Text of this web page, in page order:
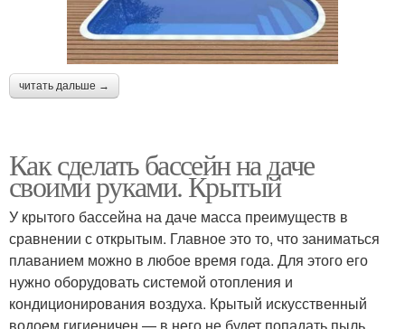
читать дальше →
Как сделать бассейн на даче
своими руками. Крытый
У крытого бассейна на даче масса преимуществ в
сравнении с открытым. Главное это то, что заниматься
плаванием можно в любое время года. Для этого его
нужно оборудовать системой отопления и
кондиционирования воздуха. Крытый искусственный